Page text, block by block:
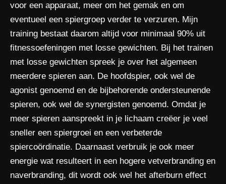
voor een apparaat, meer om het gemak en om
eventueel een spiergroep verder te verzuren. Mijn
training bestaat daarom altijd voor minimaal 90% uit
fitnessoefeningen met losse gewichten. Bij het trainen
met losse gewichten spreek je over het algemeen
meerdere spieren aan. De hoofdspier, ook wel de
agonist genoemd en de bijbehorende ondersteunende
spieren, ook wel de synergisten genoemd. Omdat je
meer spieren aanspreekt in je lichaam creëer je veel
sneller een spiergroei en een verbeterde
spiercoördinatie. Daarnaast verbruik je ook meer
energie wat resulteert in een hogere vetverbranding en
naverbranding, dit wordt ook wel het afterburn effect